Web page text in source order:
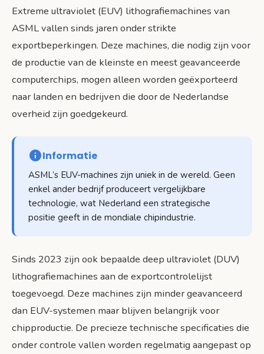
Extreme ultraviolet (EUV) lithografiemachines van
ASML vallen sinds jaren onder strikte
exportbeperkingen. Deze machines, die nodig zijn voor
de productie van de kleinste en meest geavanceerde
computerchips, mogen alleen worden geëxporteerd
naar landen en bedrijven die door de Nederlandse
overheid zijn goedgekeurd.
Informatie
ASML’s EUV-machines zijn uniek in de wereld. Geen
enkel ander bedrijf produceert vergelijkbare
technologie, wat Nederland een strategische
positie geeft in de mondiale chipindustrie.
Sinds 2023 zijn ook bepaalde deep ultraviolet (DUV)
lithografiemachines aan de exportcontrolelijst
toegevoegd. Deze machines zijn minder geavanceerd
dan EUV-systemen maar blijven belangrijk voor
chipproductie. De precieze technische specificaties die
onder controle vallen worden regelmatig aangepast op